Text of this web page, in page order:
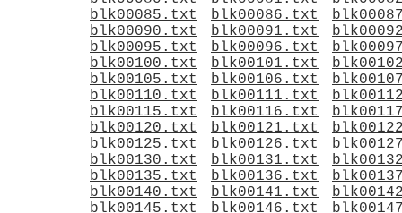
blk00085.txt
blk00086.txt
blk00090.txt
blk00091.txt
blk00095.txt
blk00096.txt
blk00100.txt
blk00101.txt
blk00105.txt
blk00106.txt
blk00110.txt
blk00111.txt
blk00115.txt
blk00116.txt
blk00120.txt
blk00121.txt
blk00125.txt
blk00126.txt
blk00130.txt
blk00131.txt
blk00135.txt
blk00136.txt
blk00140.txt
blk00141.txt
blk00145.txt
blk00146.txt